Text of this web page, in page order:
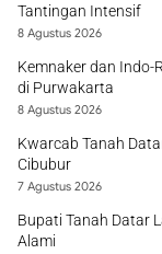
Tantingan Intensif
8 Agustus 2026
Kemnaker dan Indo-
di Purwakarta
8 Agustus 2026
Kwarcab Tanah
Cibubur
7 Agustus 2026
Bupati Tanah Datar
Alami